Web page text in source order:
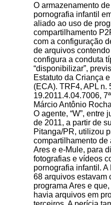
O armazenamento
pornografia infantil
aliado ao uso de
compartilhamento
com a configuração
de arquivos
configura a conduta
“disponibilizar”,
Estatuto da Criança
(ECA). TRF4, APL n.
19.2011.4.04.7006,
Márcio Antônio
O agente, “W”, entre
de 2011, a partir de
Pitanga/PR, utilizou
compartilhamento de
Ares e e-Mule, para
fotografias e vídeos
pornografia infantil.
68 arquivos estavam
programa Ares e
havia arquivos em